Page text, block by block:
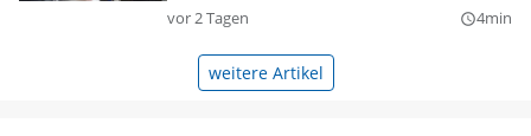
vor 2 Tagen query_builder4min
weitere Artikel